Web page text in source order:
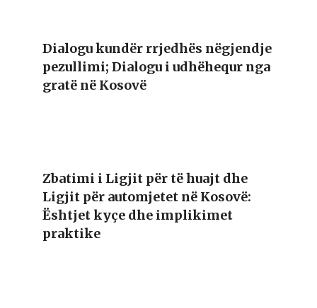
Dialogu kundër rrjedhës nëgjendje
pezullimi; Dialogu i udhëhequr nga
gratë në Kosovë
Zbatimi i Ligjit për të huajt dhe
Ligjit për automjetet në Kosovë:
Ështjet kyçe dhe implikimet
praktike